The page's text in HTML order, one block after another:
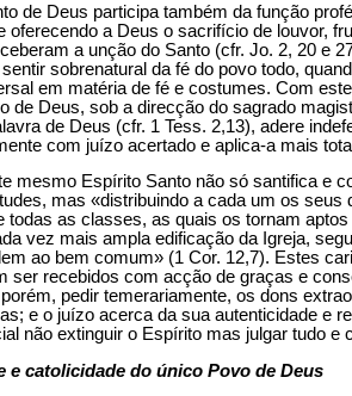
de Deus participa também da função
oferecendo a Deus o sacrifício de louvor,
a unção do Santo (cfr. Jo. 2, 20 e
sobrenatural da fé do povo todo,
em matéria de fé e costumes. Com
de Deus, sob a direcção do sagrado
de Deus (cfr. 1 Tess. 2,13), adere
com juízo acertado e aplica-a mais
mesmo Espírito Santo não só santifica e
mas «distribuindo a cada um os
todas as classes, as quais os tornam
vez mais ampla edificação da Igreja,
ao bem comum» (1 Cor. 12,7). Estes
ser recebidos com acção de graças e
pedir temerariamente, os dons
e o juízo acerca da sua autenticidade e
não extinguir o Espírito mas julgar tudo e
e catolicidade do único Povo de Deus